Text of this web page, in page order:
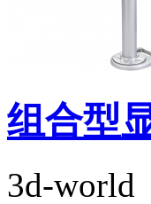
组合型
3d-world